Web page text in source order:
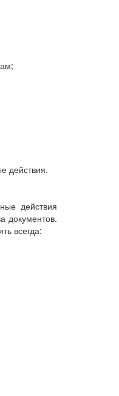
действия.
действия
документов.
всегда: